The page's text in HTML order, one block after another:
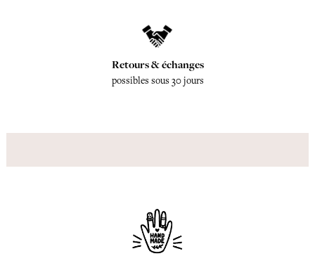
Retours & échanges
possibles sous 30 jours